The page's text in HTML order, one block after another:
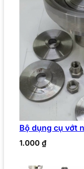
Bộ dụng cụ vớt
1.000 ₫